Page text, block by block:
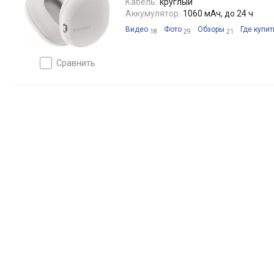
сравнить
Аккумулятор: 1060 мАч, до 24 ч
Видео 18 Фото 29 Обзоры 21 Где